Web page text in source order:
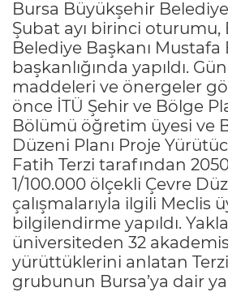
Bursa Büyükşehir
Şubat ayı birinci oturumu,
Belediye Başkanı Mustafa
başkanlığında yapıldı.
maddeleri ve önergeler
önce İTÜ Şehir ve Bölge
Bölümü öğretim üyesi ve
Düzeni Planı Proje
Fatih Terzi tarafından
1/100.000 ölçekli Çevre
çalışmalarıyla ilgili Meclis
bilgilendirme yapıldı.
üniversiteden 32
yürüttüklerini anlatan Terzi,
grubunun Bursa’ya dair